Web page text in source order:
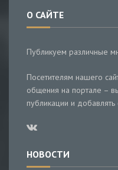
О САЙТЕ
Публикуем различные
Посетителям нашего
общения на портале –
публикации и добавлять
НОВОСТИ